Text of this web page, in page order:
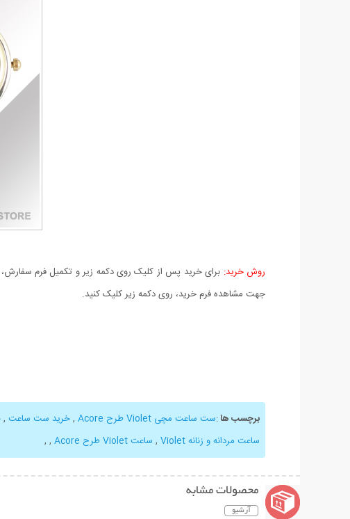
روش خرید: برای خرید پس از کلیک روی دکمه زیر و تکمیل فرم سفارش،
جهت مشاهده فرم خرید، روی دکمه زیر کلیک کنید.
برچسب ها:ست ساعت مچی Violet طرح Acore ,خرید ست ساعت ,
ساعت مردانه و زنانه Violet
, ساعت Violet طرح Acore ,
,
محصولات مشابه
آرشیو